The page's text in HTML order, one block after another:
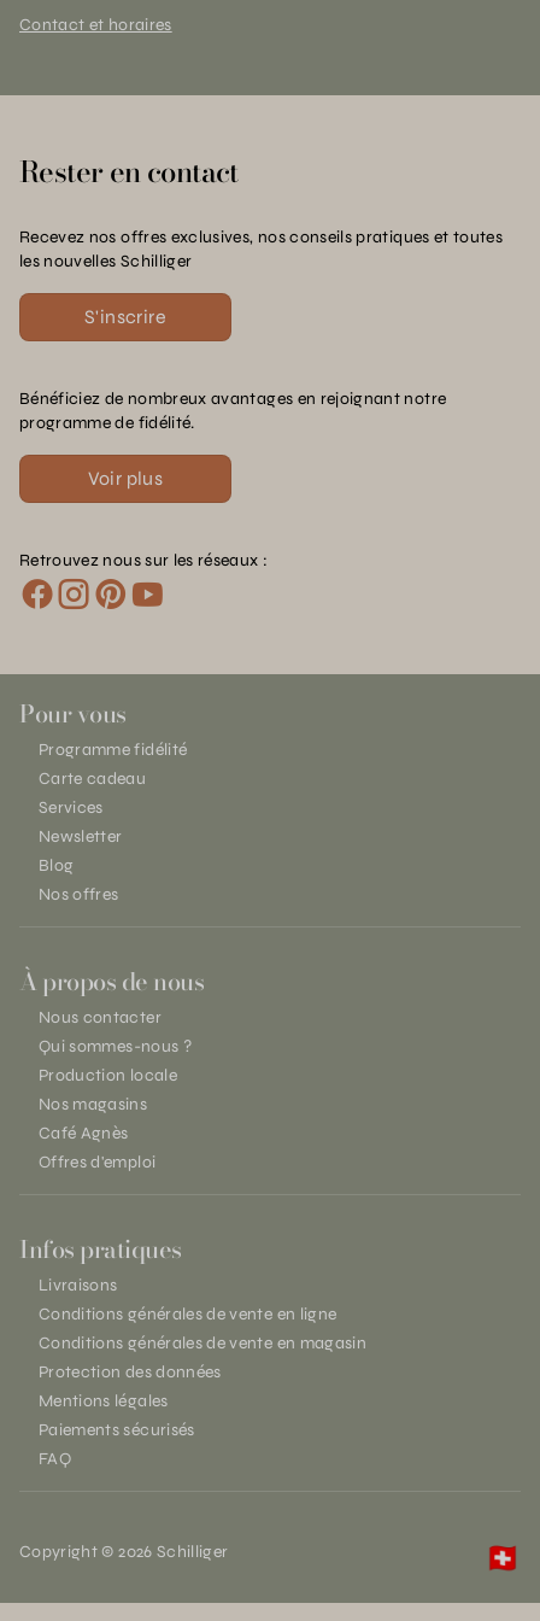
Contact et horaires
Rester en contact
Recevez nos offres exclusives, nos conseils pratiques et toutes
les nouvelles Schilliger
S'inscrire
Bénéficiez de nombreux avantages en rejoignant notre
programme de fidélité.
Voir plus
Retrouvez nous sur les réseaux :
Pour vous
Programme fidélité
Carte cadeau
Services
Newsletter
Blog
Nos offres
À propos de nous
Nous contacter
Qui sommes-nous ?
Production locale
Nos magasins
Café Agnès
Offres d'emploi
Infos pratiques
Livraisons
Conditions générales de vente en ligne
Conditions générales de vente en magasin
Protection des données
Mentions légales
Paiements sécurisés
FAQ
Copyright © 2026 Schilliger 🇨🇭